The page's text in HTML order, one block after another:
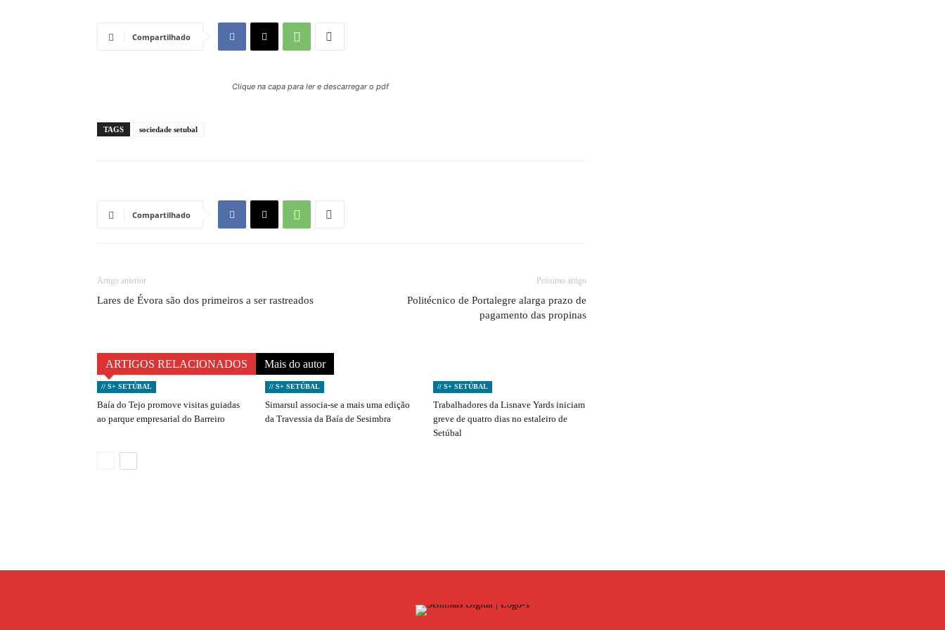
Compartilhado
Clique na capa para ler e descarregar o pdf
TAGS sociedade setubal
Compartilhado
Artigo anterior
Lares de Évora são dos primeiros a ser rastreados
Próximo artigo
Politécnico de Portalegre alarga prazo de
pagamento das propinas
ARTIGOS RELACIONADOS Mais do autor
// S+ SETÚBAL
Baía do Tejo promove visitas guiadas
ao parque empresarial do Barreiro
// S+ SETÚBAL
Simarsul associa-se a mais uma edição
da Travessia da Baía de Sesimbra
// S+ SETÚBAL
Trabalhadores da Lisnave Yards iniciam
greve de quatro dias no estaleiro de
Setúbal